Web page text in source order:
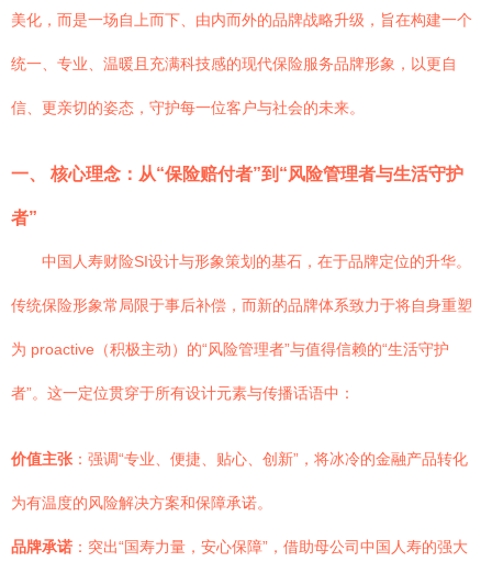
美化，而是一场自上而下、由内而外的品牌战略升级，旨在构建一个
统一、专业、温暖且充满科技感的现代保险服务品牌形象，以更自
信、更亲切的姿态，守护每一位客户与社会的未来。
一、 核心理念：从“保险赔付者”到“风险管理者与生活守护
者”
中国人寿财险SI设计与形象策划的基石，在于品牌定位的升华。
传统保险形象常局限于事后补偿，而新的品牌体系致力于将自身重塑
为 proactive（积极主动）的“风险管理者”与值得信赖的“生活守护
者”。这一定位贯穿于所有设计元素与传播话语中：
价值主张 ：强调“专业、便捷、贴心、创新”，将冰冷的金融产品转化
为有温度的风险解决方案和保障承诺。
品牌承诺 ：突出“国寿力量，安心保障”，借助母公司中国人寿的强大